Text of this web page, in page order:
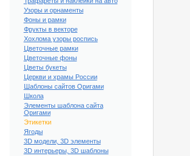
Узоры и орнаменты
Фоны и рамки
Фрукты в векторе
Хохлома узоры роспись
Цветочные рамки
Цветочные фоны
Цветы букеты
Церкви и храмы России
Шаблоны сайтов Оригами
Школа
Элементы шаблона сайта
Оригами
Этикетки
Ягоды
3D модели, 3D элементы
3D интерьеры, 3D шаблоны